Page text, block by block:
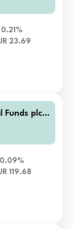
0.21%
23.69
Funds plc -
F
0.09%
119.68